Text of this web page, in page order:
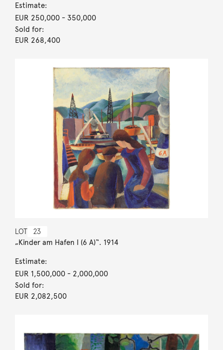
Estimate:
EUR 250,000- 350,000
Sold for:
EUR 268,400
LOT 23
„Kinder am Hafen I (6 A)“. 1914
Estimate:
EUR 1,500,000- 2,000,000
Sold for:
EUR 2,082,500